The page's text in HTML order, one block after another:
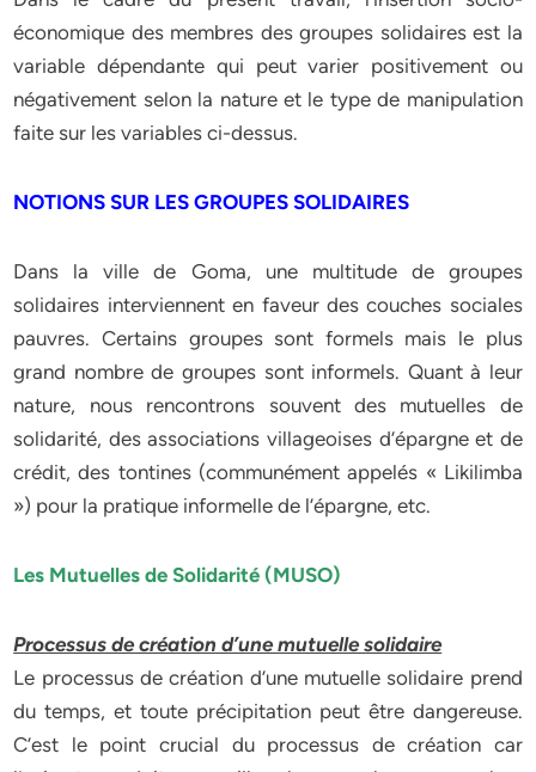
économique des membres des groupes solidaires est la
variable dépendante qui peut varier positivement ou
négativement selon la nature et le type de manipulation
faite sur les variables ci-dessus.
NOTIONS SUR LES GROUPES SOLIDAIRES
Dans la ville de Goma, une multitude de groupes
solidaires interviennent en faveur des couches sociales
pauvres. Certains groupes sont formels mais le plus
grand nombre de groupes sont informels. Quant à leur
nature, nous rencontrons souvent des mutuelles de
solidarité, des associations villageoises d’épargne et de
crédit, des tontines (communément appelés « Likilimba
») pour la pratique informelle de l’épargne, etc.
Les Mutuelles de Solidarité (MUSO)
Processus de création d’une mutuelle solidaire
Le processus de création d’une mutuelle solidaire prend
du temps, et toute précipitation peut être dangereuse.
C’est le point crucial du processus de création car